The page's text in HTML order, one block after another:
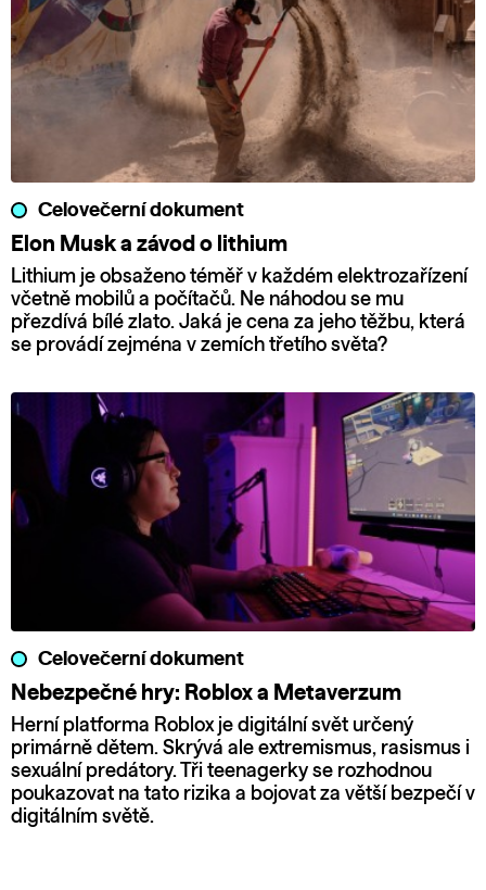
Celovečerní dokument
Elon Musk a závod o lithium
Lithium je obsaženo téměř v každém elektrozařízení
včetně mobilů a počítačů. Ne náhodou se mu
přezdívá bílé zlato. Jaká je cena za jeho těžbu, která
se provádí zejména v zemích třetího světa?
Celovečerní dokument
Nebezpečné hry: Roblox a Metaverzum
Herní platforma Roblox je digitální svět určený
primárně dětem. Skrývá ale extremismus, rasismus i
sexuální predátory. Tři teenagerky se rozhodnou
poukazovat na tato rizika a bojovat za větší bezpečí v
digitálním světě.